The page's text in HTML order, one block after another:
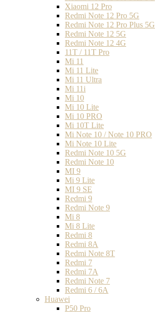
Xiaomi 12 Pro
Redmi Note 12 Pro 5G
Redmi Note 12 Pro Plus 5G
Redmi Note 12 5G
Redmi Note 12 4G
11T / 11T Pro
Mi 11
Mi 11 Lite
Mi 11 Ultra
Mi 11i
Mi 10
Mi 10 Lite
Mi 10 PRO
Mi 10T Lite
Mi Note 10 / Note 10 PRO
Mi Note 10 Lite
Redmi Note 10 5G
Redmi Note 10
MI 9
Mi 9 Lite
MI 9 SE
Redmi 9
Redmi Note 9
Mi 8
Mi 8 Lite
Redmi 8
Redmi 8A
Redmi Note 8T
Redmi 7
Redmi 7A
Redmi Note 7
Redmi 6 / 6A
Huawei
P50 Pro